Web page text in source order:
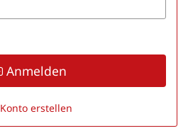
Anmelden
Konto erstellen